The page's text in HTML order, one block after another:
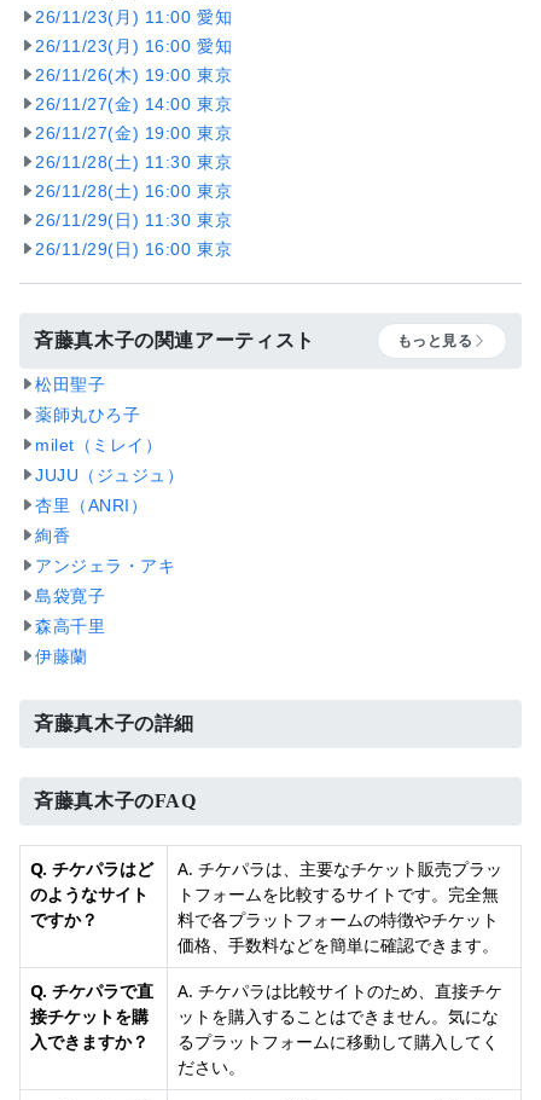
26/11/23(月) 11:00 愛知
26/11/23(月) 16:00 愛知
26/11/26(木) 19:00 東京
26/11/27(金) 14:00 東京
26/11/27(金) 19:00 東京
26/11/28(土) 11:30 東京
26/11/28(土) 16:00 東京
26/11/29(日) 11:30 東京
26/11/29(日) 16:00 東京
斉藤真木子の関連アーティスト もっと見る
松田聖子
薬師丸ひろ子
milet（ミレイ）
JUJU（ジュジュ）
杏里（ANRI）
絢香
アンジェラ・アキ
島袋寛子
森高千里
伊藤蘭
斉藤真木子の詳細
斉藤真木子のFAQ
Q. チケパラはど
のようなサイト
ですか？
A. チケパラは、主要なチケット販売プラッ
トフォームを比較するサイトです。完全無
料で各プラットフォームの特徴やチケット
価格、手数料などを簡単に確認できます。
Q. チケパラで直
接チケットを購
入できますか？
A. チケパラは比較サイトのため、直接チケ
ットを購入することはできません。気にな
るプラットフォームに移動して購入してく
ださい。